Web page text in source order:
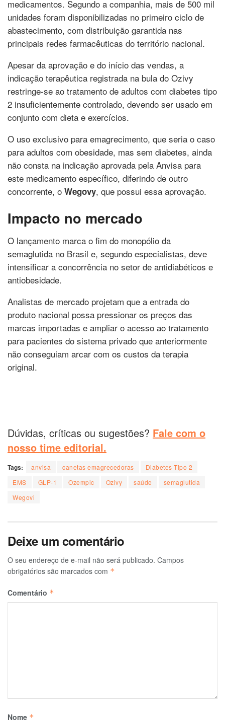
medicamentos. Segundo a companhia, mais de 500 mil
unidades foram disponibilizadas no primeiro ciclo de
abastecimento, com distribuição garantida nas
principais redes farmacêuticas do território nacional.
Apesar da aprovação e do início das vendas, a
indicação terapêutica registrada na bula do Ozivy
restringe-se ao tratamento de adultos com diabetes tipo
2 insuficientemente controlado, devendo ser usado em
conjunto com dieta e exercícios.
O uso exclusivo para emagrecimento, que seria o caso
para adultos com obesidade, mas sem diabetes, ainda
não consta na indicação aprovada pela Anvisa para
este medicamento específico, diferindo de outro
concorrente, o Wegovy, que possui essa aprovação.
Impacto no mercado
O lançamento marca o fim do monopólio da
semaglutida no Brasil e, segundo especialistas, deve
intensificar a concorrência no setor de antidiabéticos e
antiobesidade.
Analistas de mercado projetam que a entrada do
produto nacional possa pressionar os preços das
marcas importadas e ampliar o acesso ao tratamento
para pacientes do sistema privado que anteriormente
não conseguiam arcar com os custos da terapia
original.
Dúvidas, críticas ou sugestões? Fale com o
nosso time editorial.
Tags: anvisa canetas emagrecedoras
Diabetes Tipo 2
EMS
GLP-1 Ozempic Ozivy saúde
semaglutida
Wegovi
Deixe um comentário
O seu endereço de e-mail não será publicado. Campos
obrigatórios são marcados com *
Comentário *
Nome *